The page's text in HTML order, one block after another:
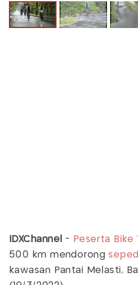
IDXChannel - Peserta Bike
500 km mendorong
kawasan Pantai Melasti,